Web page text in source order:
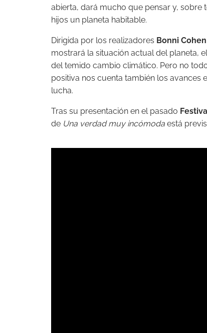
abierta, dará mucho que pensar y,
hijos un planeta habitable.
Dirigida por los realizadores Bonni Cohen
mostrará la situación actual del planeta,
del temido cambio climático. Pero no
positiva nos cuenta también los avances
lucha.
Tras su presentación en el pasado
de Una verdad muy incómoda está